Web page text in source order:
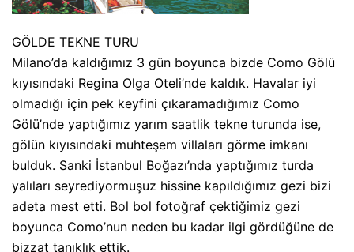
GÖLDE TEKNE TURU
Milano’da kaldığımız 3 gün boyunca bizde Como Gölü
kıyısındaki Regina Olga Oteli’nde kaldık. Havalar iyi
olmadığı için pek keyfini çıkaramadığımız Como
Gölü’nde yaptığımız yarım saatlik tekne turunda ise,
gölün kıyısındaki muhteşem villaları görme imkanı
bulduk. Sanki İstanbul Boğazı’nda yaptığımız turda
yalıları seyrediyormuşuz hissine kapıldığımız gezi bizi
adeta mest etti. Bol bol fotoğraf çektiğimiz gezi
boyunca Como’nun neden bu kadar ilgi gördüğüne de
bizzat tanıklık ettik.